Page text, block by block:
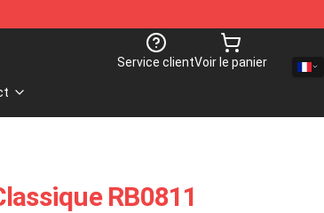
Service clientVoir le panier
RB0811